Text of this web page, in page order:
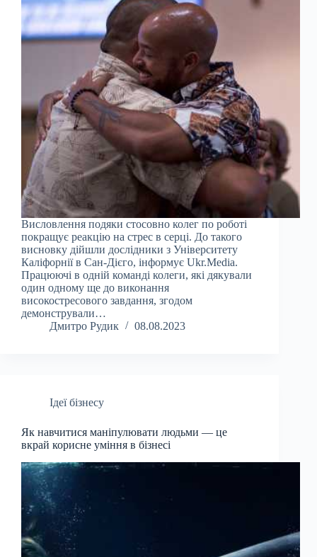
Висловлення подяки стосовно колег по роботі
покращує реакцію на стрес в серці. До такого
висновку дійшли дослідники з Університету
Каліфорнії в Сан-Дієго, інформує Ukr.Media.
Працюючі в одній команді колеги, які дякували
один одному ще до виконання
високостресового завдання, згодом
демонстрували…
Дмитро Рудик
08.08.2023
Ідеї бізнесу
Як навчитися маніпулювати людьми — це
вкрай корисне уміння в бізнесі